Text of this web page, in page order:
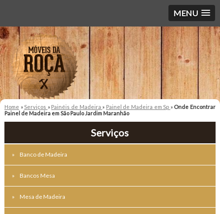
MENU
Home » Serviços » Painéis de Madeira » Painel de Madeira em Sp » Onde Encontrar
Painel de Madeira em São Paulo Jardim Maranhão
Serviços
Banco de Madeira
Bancos Mesa
Mesa de Madeira